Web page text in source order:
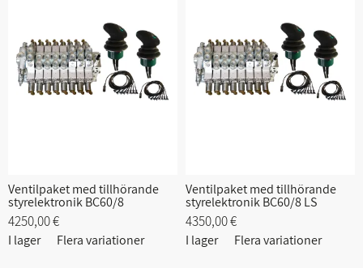
Ventilpaket med tillhörande
styrelektronik BC60/8
4250,00 €
I lager Flera variationer
Ventilpaket med tillhörande
styrelektronik BC60/8 LS
4350,00 €
I lager Flera variationer